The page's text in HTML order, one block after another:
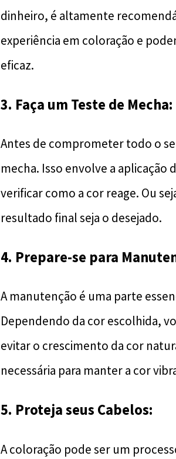
dinheiro, é altamente
experiência em coloração e
eficaz.
3. Faça um Teste de Mecha:
Antes de comprometer todo o
mecha. Isso envolve a aplicação
verificar como a cor reage. Ou
resultado final seja o desejado.
4. Prepare-se para
A manutenção é uma parte
Dependendo da cor escolhida,
evitar o crescimento da cor
necessária para manter a cor
5. Proteja seus Cabelos:
A coloração pode ser um